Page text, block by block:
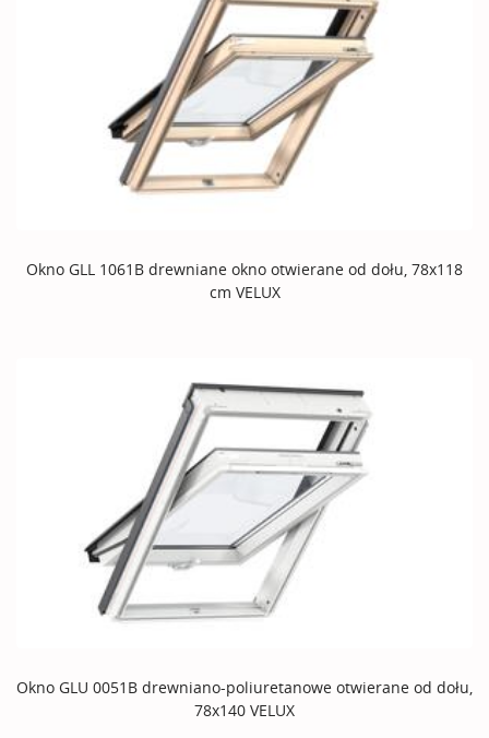
Okno GLL 1061B drewniane okno otwierane od dołu, 78x118
cm VELUX
Okno GLU 0051B drewniano-poliuretanowe otwierane od dołu,
78x140 VELUX